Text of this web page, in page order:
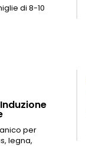
di 8-10
per
legna,